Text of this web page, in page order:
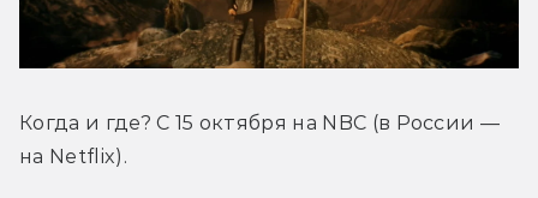
Когда и где? С 15 октября на NBC (в России —
на Netflix).